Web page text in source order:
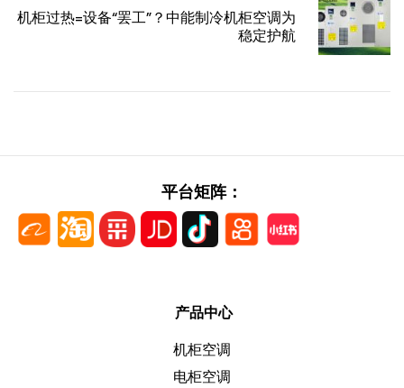
机柜过热=设备“罢工”？中能制冷机柜空调为
稳定护航
平台矩阵：
产品中心
机柜空调
电柜空调